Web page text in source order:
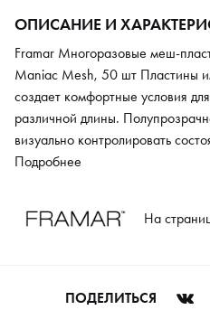
ОПИСАНИЕ И
Framar Многоразовые меш-
Maniac Mesh, 50 шт Пластины
создает комфортные условия
различной длины.
визуально контролировать
фиксируются на прядях
воздействию химических и
средств, а также позволяет
Подробнее
На
ПОДЕЛИТЬСЯ